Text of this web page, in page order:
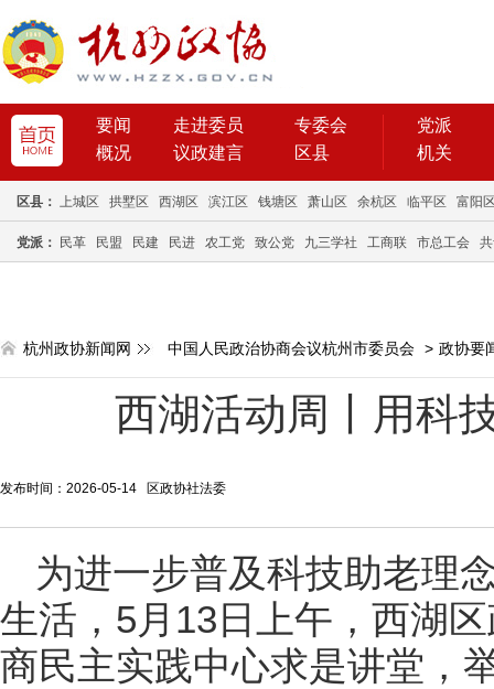
要闻 走进委员
专委会
概况
议政建言 区县
党派
机关
区县： 上城区 拱墅区 西湖区 滨江区 钱塘区 萧山区 余杭区 临平区 富阳
党派： 民革 民盟 民建 民进 农工党 致公党 九三学社 工商联 市总工会
杭州政协新闻网 中国人民政治协商会议杭州市委员会 > 政协要
西湖活动周丨用科
发布时间：2026-05-14 区政协社法委
为进一步普及科技助老理
生活，5月13日上午，西湖
商民主实践中心求是讲堂，